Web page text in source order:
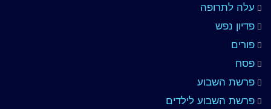
עלה לתרופה
פדיון נפש
פורים
פסח
פרשת השבוע
פרשת השבוע לילדים